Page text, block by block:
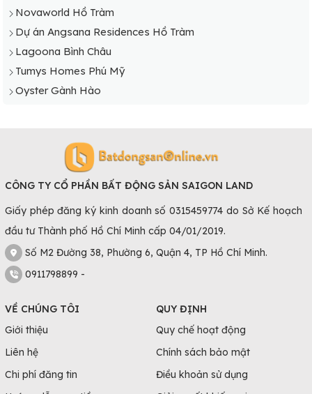
Novaworld Hồ Tràm
Dự án Angsana Residences Hồ Tràm
Lagoona Bình Châu
Tumys Homes Phú Mỹ
Oyster Gành Hào
CÔNG TY CỔ PHẦN BẤT ĐỘNG SẢN SAIGON LAND
Giấy phép đăng ký kinh doanh số 0315459774 do Sở Kế hoạch
đầu tư Thành phố Hồ Chí Minh cấp 04/01/2019.
Số M2 Đường 38, Phường 6, Quận 4, TP Hồ Chí Minh.
0911798899 -
VỀ CHÚNG TÔI
Giới thiệu
Liên hệ
Chi phí đăng tin
QUY ĐỊNH
Quy chế hoạt động
Chính sách bảo mật
Điều khoản sử dụng